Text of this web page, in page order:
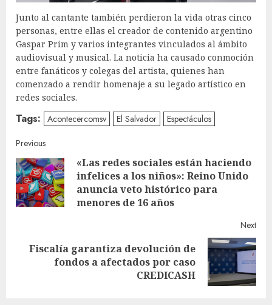
Junto al cantante también perdieron la vida otras cinco
personas, entre ellas el creador de contenido argentino
Gaspar Prim y varios integrantes vinculados al ámbito
audiovisual y musical. La noticia ha causado conmoción
entre fanáticos y colegas del artista, quienes han
comenzado a rendir homenaje a su legado artístico en
redes sociales.
Tags: Acontecercomsv El Salvador Espectáculos
Continue
Reading
Previous
«Las redes sociales están haciendo
infelices a los niños»: Reino Unido
anuncia veto histórico para
menores de 16 años
Next
Fiscalía garantiza devolución de
fondos a afectados por caso
CREDICASH